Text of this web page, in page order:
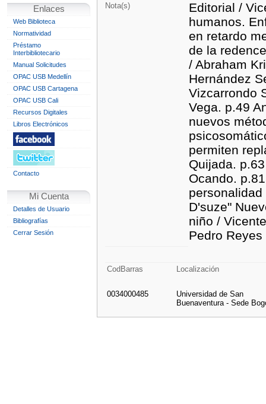
Enlaces
Web Biblioteca
Normatividad
Préstamo
Interbibliotecario
Manual Solicitudes
OPAC USB Medellín
OPAC USB Cartagena
OPAC USB Cali
Recursos Digitales
Libros Electrónicos
Contacto
Mi Cuenta
Detalles de Usuario
Bibliografías
Cerrar Sesión
Nota(s)
Editorial /
humanos.
en retardo
de la
/ Abraham
Hernández
Vizcarrondo
Vega. p.49
nuevos
permiten
Quijada.
Ocando.
D'suze"
niño /
Pedro
CodBarras Localización
0034000485
Universidad de San
Buenaventura - Sede